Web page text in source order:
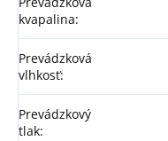
kvapalina:
Prevádzková
vlhkosť:
Prevádzkový
tlak: